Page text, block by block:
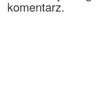
komentarz.